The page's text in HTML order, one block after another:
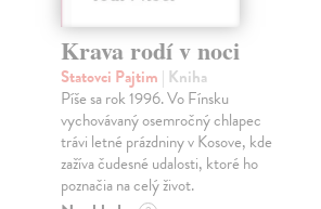
Krava rodí v noci
Statovci Pajtim | Kniha
Píše sa rok 1996. Vo Fínsku
vychovávaný osemročný chlapec
trávi letné prázdniny v Kosove, kde
zažíva čudesné udalosti, ktoré ho
poznačia na celý život.